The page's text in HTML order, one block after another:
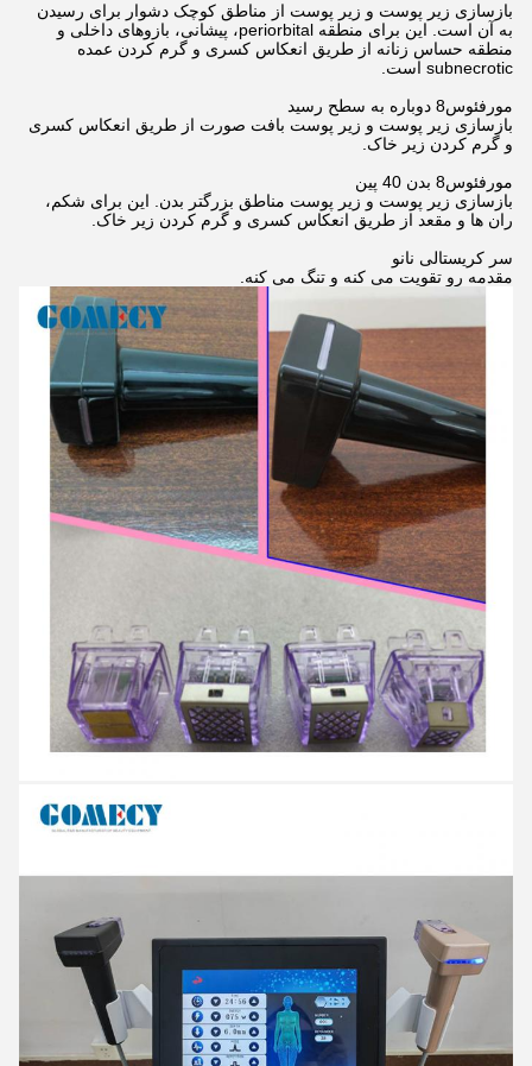
بازسازی زیر پوست و زیر پوست از مناطق کوچک دشوار برای رسیدن
به آن است. این برای منطقه periorbital، پیشانی، بازوهای داخلی و
منطقه حساس زنانه از طریق انعکاس کسری و گرم کردن عمده
subnecrotic است.
مورفئوس8 دوباره به سطح رسيد
بازسازی زیر پوست و زیر پوست بافت صورت از طریق انعکاس کسری
و گرم کردن زیر خاک.
مورفئوس8 بدن 40 پین
بازسازی زیر پوست و زیر پوست مناطق بزرگتر بدن. این برای شکم،
ران ها و مقعد از طریق انعکاس کسری و گرم کردن زیر خاک.
سر کریستالی نانو
مقدمه رو تقویت می کنه و تنگ می کنه.